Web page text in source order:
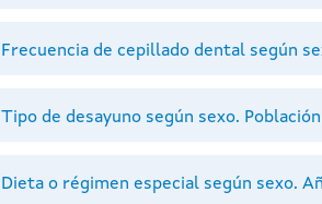
Frecuencia de cepillado dental según
Tipo de desayuno según sexo.
Dieta o régimen especial según sexo.